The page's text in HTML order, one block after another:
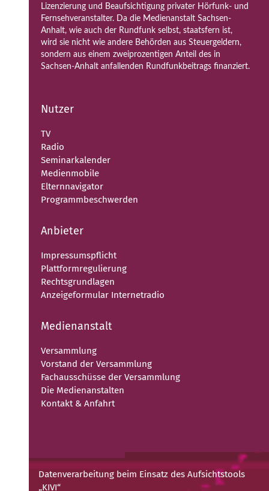
Lizenzierung und Beaufsichtigung privater Hörfunk- und
Fernsehveranstalter. Da die Medienanstalt Sachsen-
Anhalt, wie auch der Rundfunk selbst, staatsfern ist,
wird sie nicht wie andere Behörden aus Steuergeldern,
sondern aus einem zweiprozentigen Anteil des in
Sachsen-Anhalt anfallenden Rundfunkbeitrags finanziert.
Nutzer
TV
Radio
Seminarkalender
Medienmobile
Elternnavigator
Programmbeschwerden
Anbieter
Impressumspflicht
Plattformregulierung
Rechtsgrundlagen
Anzeigeformular Internetradio
Medienanstalt
Versammlung
Vorstand der Versammlung
Fachausschüsse der Versammlung
Die Medienanstalten
Kontakt & Anfahrt
Datenverarbeitung beim Einsatz des Aufsichtstools
„KIVI“